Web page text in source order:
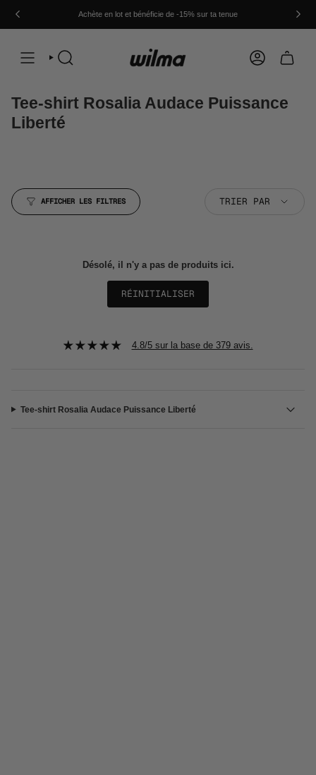
Achète en lot et bénéficie de -15% sur ta tenue
RECHERCHE COMPTE
Tee-shirt Rosalia Audace Puissance
Liberté
AFFICHER LES FILTRES
Trier
TRIER PAR
Désolé, il n'y a pas de produits ici.
RÉINITIALISER
4.8/5 sur la base de 379 avis.
Tee-shirt Rosalia Audace Puissance Liberté